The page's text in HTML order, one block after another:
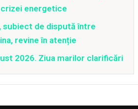
energetice
subiect de dispută între
revine în atenție
2026. Ziua marilor clarificări